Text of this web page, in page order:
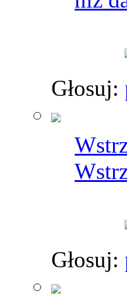
Głosuj:
Głosuj: